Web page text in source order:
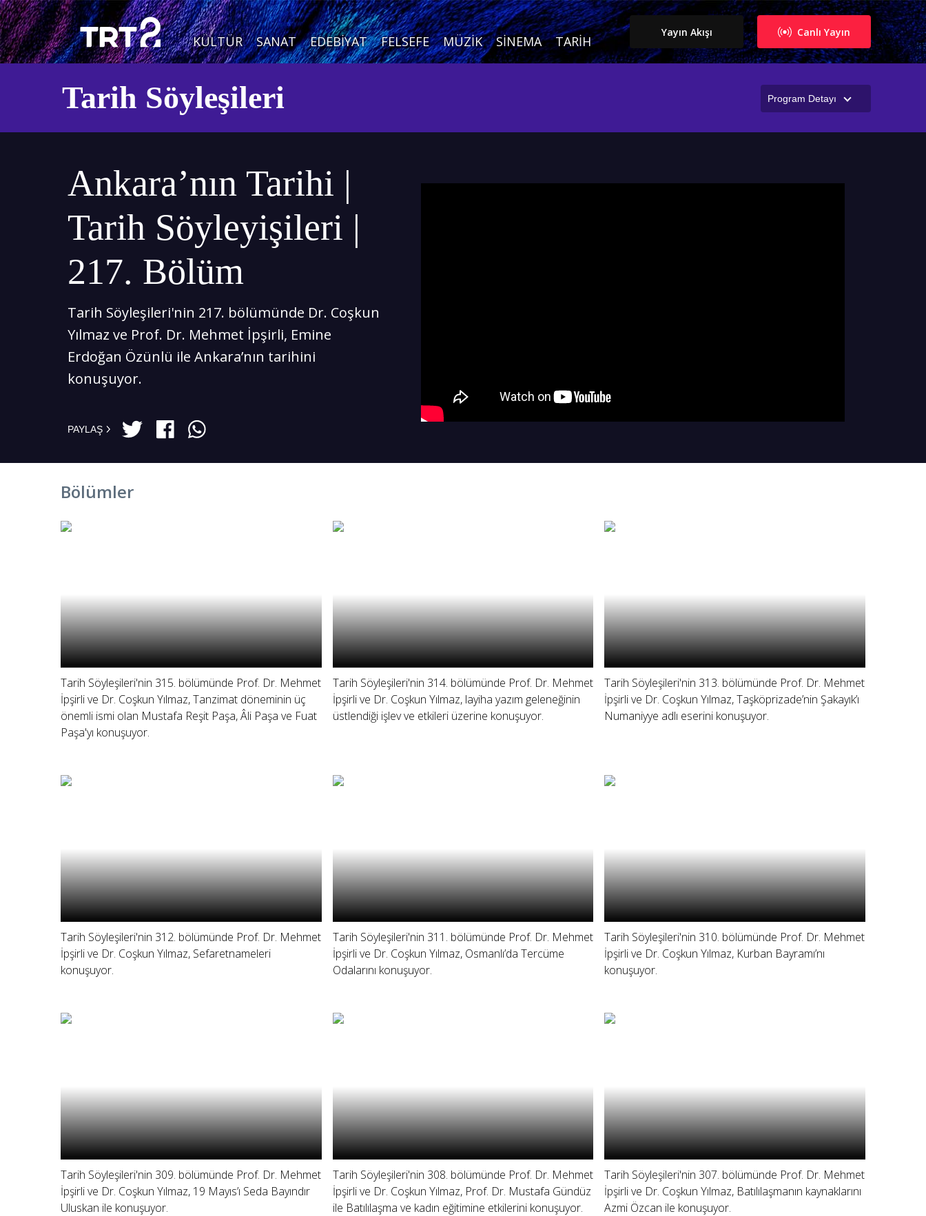
KÜLTÜR SANAT EDEBIYAT FELSEFE MÜZIK SINEMA TARIH
Canlı Yayın
Yayın Akışı
Program Detayı
Tarih Söyleşileri
Ankara’nın Tarihi |
Tarih Söyleyişileri |
217. Bölüm
Tarih Söyleşileri'nin 217. bölümünde Dr. Coşkun
Yılmaz ve Prof. Dr. Mehmet İpşirli, Emine
Erdoğan Özünlü ile Ankara’nın tarihini
konuşuyor.
PAYLAŞ
Bölümler
Tarih Söyleşileri'nin 315. bölümünde Prof. Dr. Mehmet
İpşirli ve Dr. Coşkun Yılmaz, Tanzimat döneminin üç
önemli ismi olan Mustafa Reşit Paşa, Âli Paşa ve Fuat
Paşa'yı konuşuyor.
Tarih Söyleşileri'nin 314. bölümünde Prof. Dr. Mehmet
İpşirli ve Dr. Coşkun Yılmaz, layiha yazım geleneğinin
üstlendiği işlev ve etkileri üzerine konuşuyor.
Tarih Söyleşileri'nin 313. bölümünde Prof. Dr. Mehmet
İpşirli ve Dr. Coşkun Yılmaz, Taşköprizade’nin Şakayık’ı
Numaniyye adlı eserini konuşuyor.
Tarih Söyleşileri'nin 312. bölümünde Prof. Dr. Mehmet
İpşirli ve Dr. Coşkun Yılmaz, Sefaretnameleri
konuşuyor.
Tarih Söyleşileri'nin 311. bölümünde Prof. Dr. Mehmet
İpşirli ve Dr. Coşkun Yılmaz, Osmanlı’da Tercüme
Odalarını konuşuyor.
Tarih Söyleşileri'nin 310. bölümünde Prof. Dr. Mehmet
İpşirli ve Dr. Coşkun Yılmaz, Kurban Bayramı’nı
konuşuyor.
Tarih Söyleşileri'nin 309. bölümünde Prof. Dr. Mehmet
İpşirli ve Dr. Coşkun Yılmaz, 19 Mayıs’ı Seda Bayındır
Uluskan ile konuşuyor.
Tarih Söyleşileri'nin 308. bölümünde Prof. Dr. Mehmet
İpşirli ve Dr. Coşkun Yılmaz, Prof. Dr. Mustafa Gündüz
ile Batılılaşma ve kadın eğitimine etkilerini konuşuyor.
Tarih Söyleşileri'nin 307. bölümünde Prof. Dr. Mehmet
İpşirli ve Dr. Coşkun Yılmaz, Batılılaşmanın kaynaklarını
Azmi Özcan ile konuşuyor.